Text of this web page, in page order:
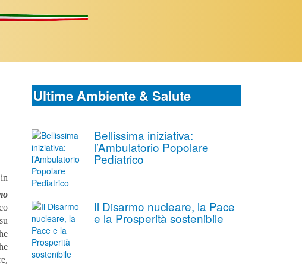
Ultime Ambiente & Salute
Bellissima iniziativa:
l’Ambulatorio Popolare
Pediatrico
Il Disarmo nucleare, la Pace
e la Prosperità sostenibile